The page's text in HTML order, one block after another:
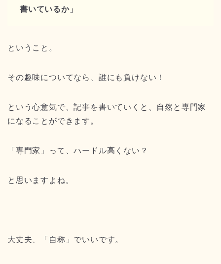
書いているか」
ということ。
その趣味についてなら、誰にも負けない！
という心意気で、記事を書いていくと、自然と専門家
になることができます。
「専門家」って、ハードル高くない？
と思いますよね。
大丈夫、「自称」でいいです。